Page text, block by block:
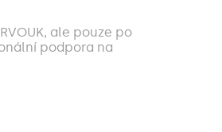
ale pouze po
podpora na